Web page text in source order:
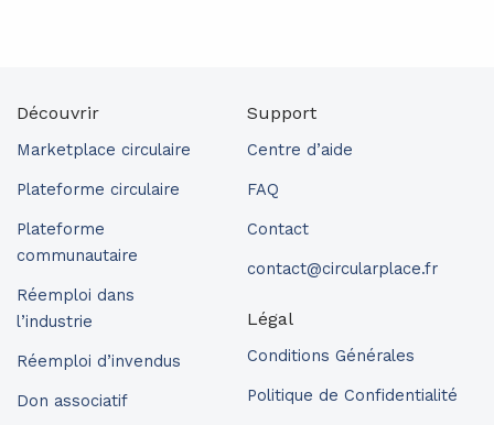
Découvrir
Marketplace circulaire
Plateforme circulaire
Plateforme
communautaire
Réemploi dans
l’industrie
Réemploi d’invendus
Don associatif
Support
Centre d’aide
FAQ
Contact
contact@circularplace.fr
Légal
Conditions Générales
Politique de Confidentialité